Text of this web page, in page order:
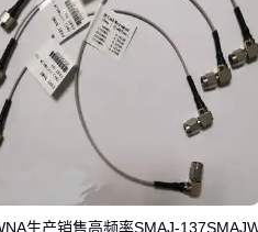
本控制。看似相同的BNC接口
验室环境中，这四个维度的优先
要考量，需要防爆护套和抗腐
的机械强度反而可能成为短板
定信号保真度，低损耗型
轴线更适合GHz级信号传输
生产销售高频率SMAJ-